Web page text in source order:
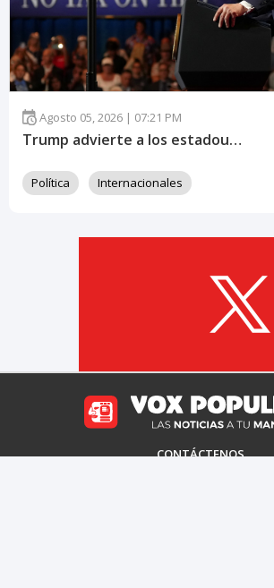
Agosto 05, 2026 | 07:21 PM
Trump advierte a los estadounidenses de "una vida en el infierno"
Política Internacionales
CONTÁCTENOS